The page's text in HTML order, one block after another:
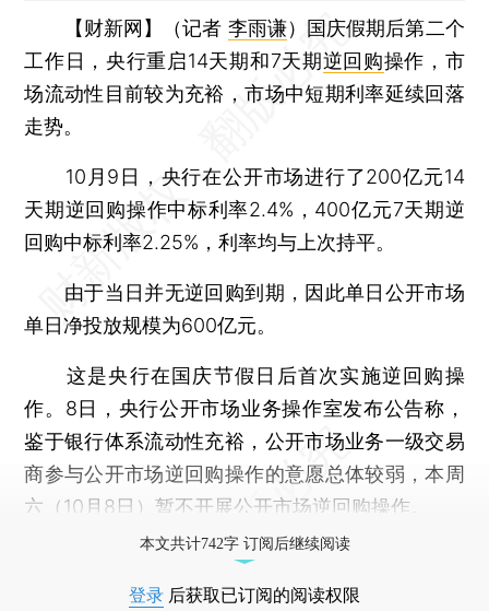
【财新网】（记者 李雨谦） 国庆假期后第二个
工作日，央行重启14天期和7天期逆回购操作，市
场流动性目前较为充裕，市场中短期利率延续回落
走势。
10月9日，央行在公开市场进行了200亿元14
天期逆回购操作中标利率2.4%，400亿元7天期逆
回购中标利率2.25%，利率均与上次持平。
由于当日并无逆回购到期，因此单日公开市场
单日净投放规模为600亿元。
这是央行在国庆节假日后首次实施逆回购操
作。8日，央行公开市场业务操作室发布公告称，
鉴于银行体系流动性充裕，公开市场业务一级交易
商参与公开市场逆回购操作的意愿总体较弱，本周
六（10月8日）暂不开展公开市场逆回购操作。
本文共计742字 订阅后继续阅读
登录 后获取已订阅的阅读权限